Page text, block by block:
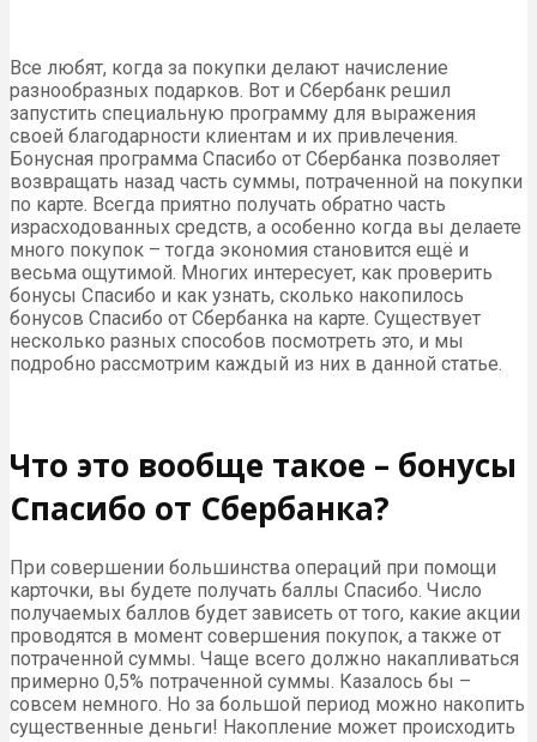
Все любят, когда за покупки делают начисление
разнообразных подарков. Вот и Сбербанк решил
запустить специальную программу для выражения
своей благодарности клиентам и их привлечения.
Бонусная программа Спасибо от Сбербанка позволяет
возвращать назад часть суммы, потраченной на покупки
по карте. Всегда приятно получать обратно часть
израсходованных средств, а особенно когда вы делаете
много покупок – тогда экономия становится ещё и
весьма ощутимой. Многих интересует, как проверить
бонусы Спасибо и как узнать, сколько накопилось
бонусов Спасибо от Сбербанка на карте. Существует
несколько разных способов посмотреть это, и мы
подробно рассмотрим каждый из них в данной статье.
Что это вообще такое – бонусы
Спасибо от Сбербанка?
При совершении большинства операций при помощи
карточки, вы будете получать баллы Спасибо. Число
получаемых баллов будет зависеть от того, какие акции
проводятся в момент совершения покупок, а также от
потраченной суммы. Чаще всего должно накапливаться
примерно 0,5% потраченной суммы. Казалось бы –
совсем немного. Но за большой период можно накопить
существенные деньги! Накопление может происходить